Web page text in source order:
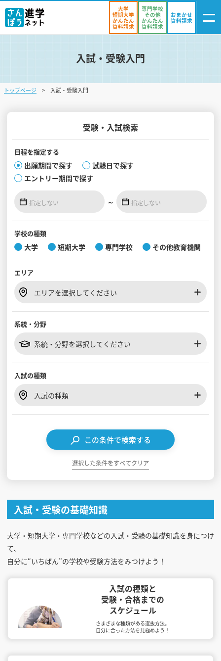
ログイン
・登録
気になる
学校を探す
進学イベント
入試・受験入門
お役立ち情報
見学会WEB手引書
大学
短期大学
かんたん
資料請求
専門学校
その他
かんたん
資料請求
おまかせ
資料請求
入試・受験入門
トップページ 入試・受験入門
受験・入試検索
日程を指定する
出願期間で探す
試験日で探す
エントリー期間で探す
～
学校の種類
大学 短期大学 専門学校 その他教育機関
エリア
エリアを選択してください
系統・分野
系統・分野を選択してください
入試の種類
入試の種類
この条件で検索する
選択した条件をすべてクリア
入試・受験の基礎知識
大学・短期大学・専門学校などの入試・受験の基礎知識を身につけ
て、
自分に“いちばん”の学校や受験方法をみつけよう！
入試の種類と
受験・合格までの
スケジュール
さまざまな種類がある選抜方法。
自分に合った方法を見極めよう！